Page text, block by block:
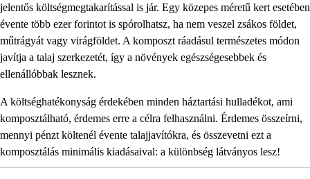
jelentős költségmegtakarítással is jár. Egy közepes méretű kert esetében
évente több ezer forintot is spórolhatsz, ha nem veszel zsákos földet,
műtrágyát vagy virágföldet. A komposzt ráadásul természetes módon
javítja a talaj szerkezetét, így a növények egészségesebbek és
ellenállóbbak lesznek.
A költséghatékonyság érdekében minden háztartási hulladékot, ami
komposztálható, érdemes erre a célra felhasználni. Érdemes összeírni,
mennyi pénzt költenél évente talajjavítókra, és összevetni ezt a
komposztálás minimális kiadásaival: a különbség látványos lesz!